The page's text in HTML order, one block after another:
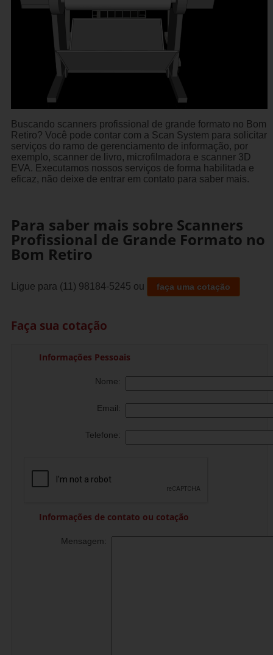
Buscando scanners profissional de grande formato no Bom
Retiro? Você pode contar com a Scan System para solicitar
serviços do ramo de gerenciamento de informação, por
exemplo, scanner de livro, microfilmadora e scanner 3D
EVA. Executamos nossos serviços de forma habilitada e
eficaz, não deixe de entrar em contato para saber mais.
Para saber mais sobre Scanners
Profissional de Grande Formato no
Bom Retiro
Ligue para (11) 98184-5245 ou faça uma cotação
Faça sua cotação
Informações Pessoais
Nome:
Email:
Telefone:
Informações de contato ou cotação
Mensagem: